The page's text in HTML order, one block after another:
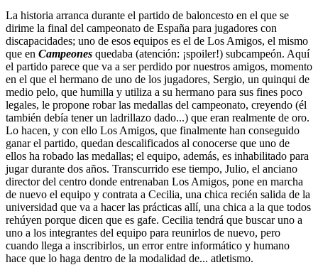
La historia arranca durante el partido de baloncesto en el que se
dirime la final del campeonato de España para jugadores con
discapacidades; uno de esos equipos es el de Los Amigos, el mismo
que en Campeones quedaba (atención: ¡spoiler!) subcampeón. Aquí
el partido parece que va a ser perdido por nuestros amigos, momento
en el que el hermano de uno de los jugadores, Sergio, un quinqui de
medio pelo, que humilla y utiliza a su hermano para sus fines poco
legales, le propone robar las medallas del campeonato, creyendo (él
también debía tener un ladrillazo dado...) que eran realmente de oro.
Lo hacen, y con ello Los Amigos, que finalmente han conseguido
ganar el partido, quedan descalificados al conocerse que uno de
ellos ha robado las medallas; el equipo, además, es inhabilitado para
jugar durante dos años. Transcurrido ese tiempo, Julio, el anciano
director del centro donde entrenaban Los Amigos, pone en marcha
de nuevo el equipo y contrata a Cecilia, una chica recién salida de la
universidad que va a hacer las prácticas allí, una chica a la que todos
rehúyen porque dicen que es gafe. Cecilia tendrá que buscar uno a
uno a los integrantes del equipo para reunirlos de nuevo, pero
cuando llega a inscribirlos, un error entre informático y humano
hace que lo haga dentro de la modalidad de... atletismo.